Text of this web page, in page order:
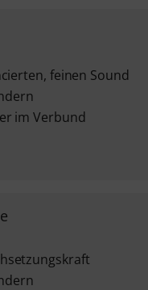
feinen Sound
im Verbund